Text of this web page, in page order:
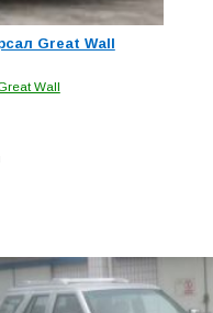
Great Wall
Wall